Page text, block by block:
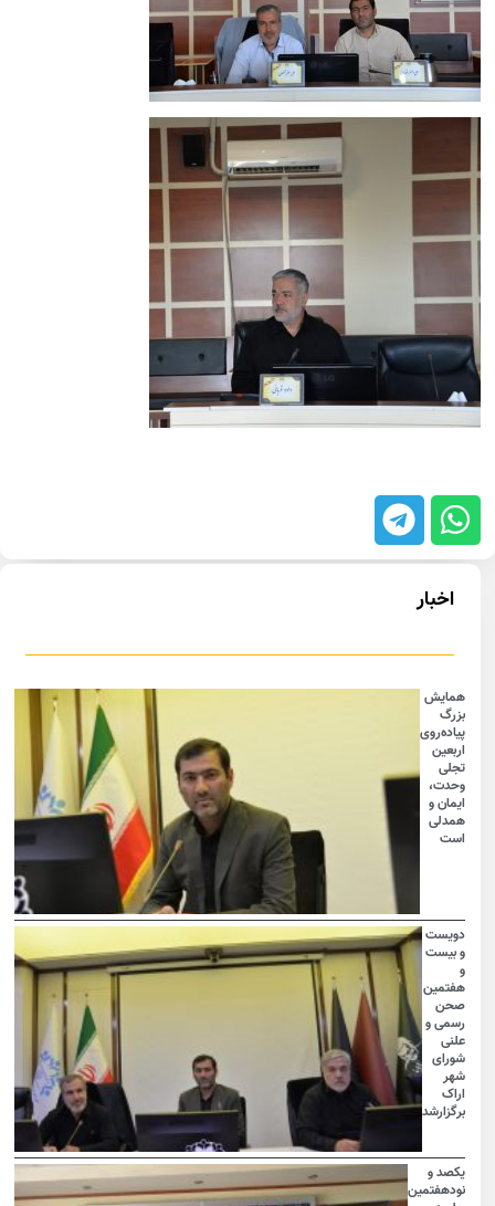
اخبار
همایش
بزرگ
پیاده‌روی
اربعین
تجلی
وحدت،
ایمان و
همدلی
است
دویست
و بیست
هفتمین
صحن
رسمی و
علنی
شورای
شهر
اراک
برگزارشد
یکصد و
نودهفتمین